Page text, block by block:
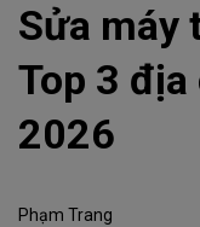
Sửa máy
Top 3
2026
Phạm Trang